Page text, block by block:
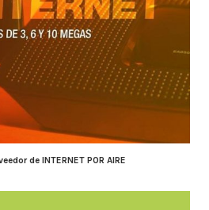
de INTERNET POR AIRE